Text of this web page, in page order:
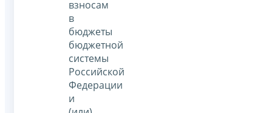
взносам
в
бюджеты
бюджетной
системы
Российской
Федерации
и